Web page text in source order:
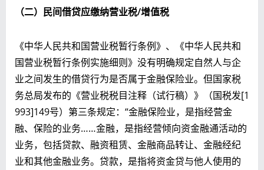
（二）民间借贷应缴纳营业税/增值税
《中华人民共和国营业税暂行条例》、《中华人民共和
国营业税暂行条例实施细则》没有明确规定自然人与企
业之间发生的借贷行为是否属于金融保险业。但国家税
务总局发布的《营业税税目注释（试行稿）》（国税发[1
993]149号）第三条规定：“金融保险业，是指经营金
融、保险的业务……金融，是指经营倾向资金融通活动的
业务，包括贷款、融资租赁、金融商品转让、金融经纪
业和其他金融业务。贷款，是指将资金贷与他人使用的